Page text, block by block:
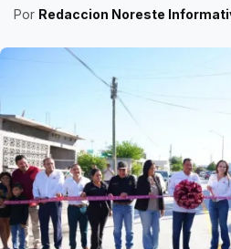
Por Redaccion Noreste